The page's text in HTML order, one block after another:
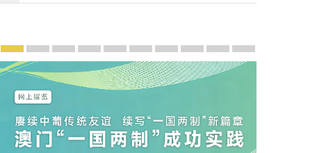
宣傳及推廣
賡續中葡傳統友誼 續寫“一國兩制”新篇章 — 澳門“一國
澳門名片集
行政長官岑浩輝11月18日發表2026年施政報
施政特寫澳門特別行政區經濟和社會發展第
橫琴粵澳深度合作區專題網站
施政小講堂
走進澳門澳門相簿2020
《澳门微视